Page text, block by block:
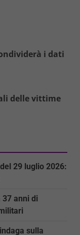
i dati
delle vittime
29 luglio 2026:
anni di
sulla